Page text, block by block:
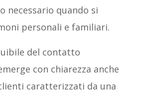
necessario quando si
personali e familiari.
del contatto
con chiarezza anche
caratterizzati da una